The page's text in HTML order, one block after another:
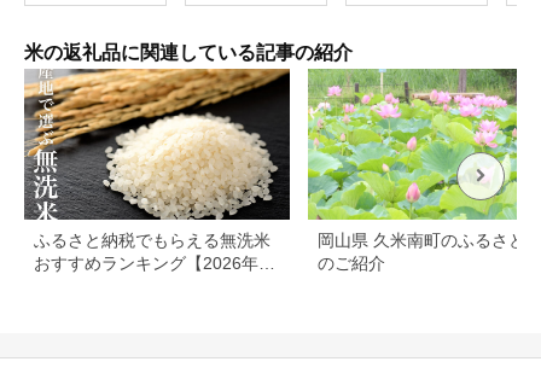
根室市 ふるさと納税
特A ライス おにぎり
でき次第順次出荷
米の返礼品に関連している記事の紹介
ふるさと納税でもらえる無洗米
おすすめランキング【2026年最
岡山県 久米南町のふるさと
のご紹介